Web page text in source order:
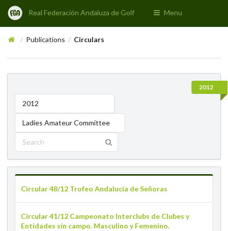
Real Federación Andaluza de Golf Menu
/ Publications / Circulars
2012
2012
Ladies Amateur Committee
Circular 48/12 Trofeo Andalucía de Señoras
Circular 41/12 Campeonato Interclubs de Clubes y
Entidades sin campo. Masculino y Femenino.